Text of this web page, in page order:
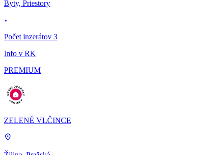
Byty, Priestory
Počet inzerátov 3
Info v RK
PREMIUM
ZELENÉ VLČINCE